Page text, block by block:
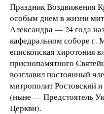
Праздник Воздвижения
особым днем в жизни
Александра — 24 года
кафедральном соборе г.
епископская хиротония
приснопамятного
возглавил постоянный
митрополит Ростовский
(ныне — Предстоятель
Церкви).